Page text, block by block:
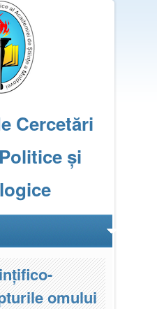
Cercetări
și
omului